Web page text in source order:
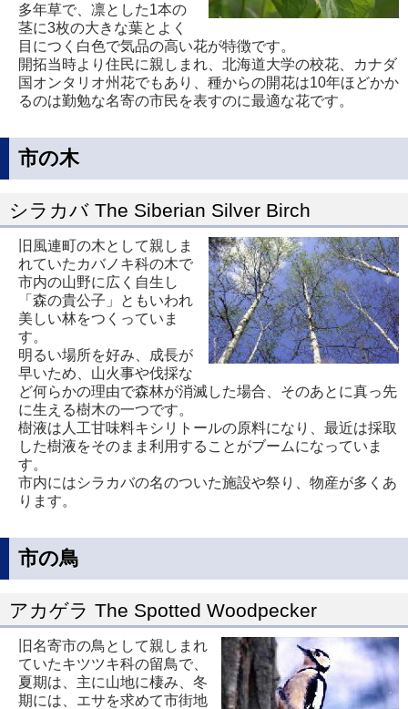
多年草で、凛とした1本の
茎に3枚の大きな葉とよく
目につく白色で気品の高い花が特徴です。
開拓当時より住民に親しまれ、北海道大学の校花、カナダ
国オンタリオ州花でもあり、種からの開花は10年ほどかか
るのは勤勉な名寄の市民を表すのに最適な花です。
市の木
シラカバ The Siberian Silver Birch
旧風連町の木として親しま
れていたカバノキ科の木で
市内の山野に広く自生し
「森の貴公子」ともいわれ
美しい林をつくっていま
す。
明るい場所を好み、成長が
早いため、山火事や伐採な
ど何らかの理由で森林が消滅した場合、そのあとに真っ先
に生える樹木の一つです。
樹液は人工甘味料キシリトールの原料になり、最近は採取
した樹液をそのまま利用することがブームになっていま
す。
市内にはシラカバの名のついた施設や祭り、物産が多くあ
ります。
市の鳥
アカゲラ The Spotted Woodpecker
旧名寄市の鳥として親しまれ
ていたキツツキ科の留鳥で、
夏期は、主に山地に棲み、冬
期には、エサを求めて市街地